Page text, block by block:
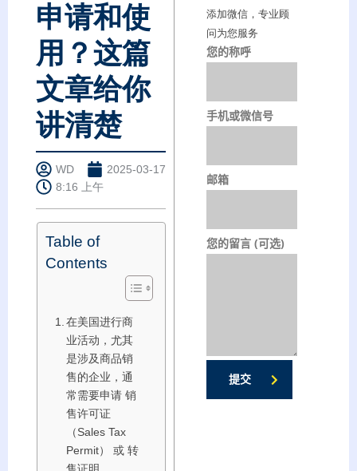
申请和使
用？这篇
文章给你
讲清楚
WD
2025-03-17
8:16 上午
Table of
Contents
在美国进行商
业活动，尤其
是涉及商品销
售的企业，通
常需要申请 销
售许可证
（Sales Tax
Permit） 或 转
添加微信，专业顾
问为您服务
您的称呼
手机或微信号
邮箱
您的留言 (可选)
提交